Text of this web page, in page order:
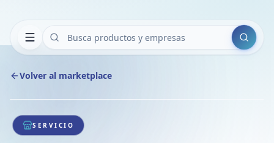
Buscar
Volver al marketplace
1/1
SERVICIO